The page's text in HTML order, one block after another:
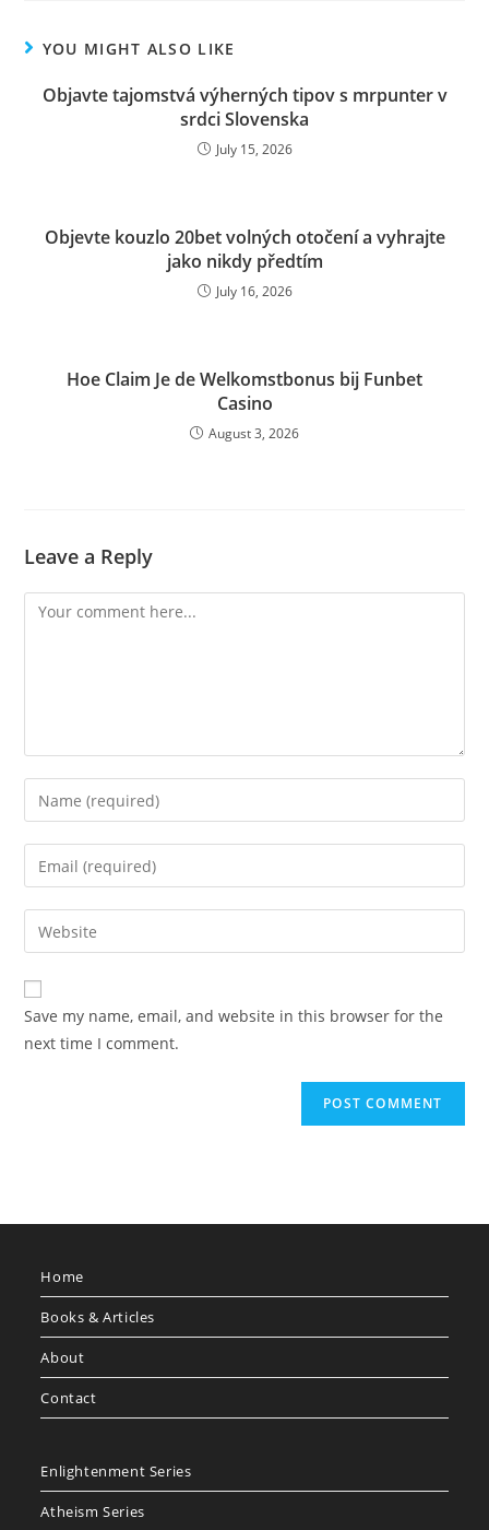
YOU MIGHT ALSO LIKE
Objavte tajomstvá výherných tipov s mrpunter v
srdci Slovenska
July 15, 2026
Objevte kouzlo 20bet volných otočení a vyhrajte
jako nikdy předtím
July 16, 2026
Hoe Claim Je de Welkomstbonus bij Funbet
Casino
August 3, 2026
Leave a Reply
Comment
Enter
your
name
comment
Enter
your
email
address
comment
Enter
your
website
URL
(optional)
Save my name, email, and website in this browser for the
next time I comment.
Home
Books & Articles
About
Contact
Enlightenment Series
Atheism Series